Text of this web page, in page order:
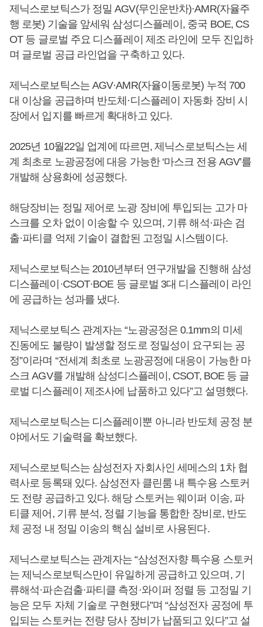
제닉스로보틱스가 정밀 AGV(무인운반차)·AMR(자율주
행 로봇) 기술을 앞세워 삼성디스플레이, 중국 BOE, CS
OT 등 글로벌 주요 디스플레이 제조 라인에 모두 진입하
며 글로벌 공급 라인업을 구축하고 있다.
제닉스로보틱스는 AGV·AMR(자율이동로봇) 누적 700
대 이상을 공급하며 반도체·디스플레이 자동화 장비 시
장에서 입지를 빠르게 확대하고 있다.
2025년 10월22일 업계에 따르면, 제닉스로보틱스는 세
계 최초로 노광공정에 대응 가능한 ‘마스크 전용 AGV’를
개발해 상용화에 성공했다.
해당장비는 정밀 제어로 노광 장비에 투입되는 고가 마
스크를 오차 없이 이송할 수 있으며, 기류 해석·파손 검
출·파티클 억제 기술이 결합된 고정밀 시스템이다.
제닉스로보틱스는 2010년부터 연구개발을 진행해 삼성
디스플레이·CSOT·BOE 등 글로벌 3대 디스플레이 라인
에 공급하는 성과를 냈다.
제닉스로보틱스 관계자는 “노광공정은 0.1mm의 미세
진동에도 불량이 발생할 정도로 정밀성이 요구되는 공
정”이라며 “전세계 최초로 노광공정에 대응이 가능한 마
스크 AGV를 개발해 삼성디스플레이, CSOT, BOE 등 글
로벌 디스플레이 제조사에 납품하고 있다”고 설명했다.
제닉스로보틱스는 디스플레이뿐 아니라 반도체 공정 분
야에서도 기술력을 확보했다.
제닉스로보틱스는 삼성전자 자회사인 세메스의 1차 협
력사로 등록돼 있다. 삼성전자 클린룸 내 특수용 스토커
도 전량 공급하고 있다. 해당 스토커는 웨이퍼 이송, 파
티클 제어, 기류 분석, 정렬 기능을 통합한 장비로, 반도
체 공정 내 정밀 이송의 핵심 설비로 사용된다.
제닉스로보틱스는 관계자는 “삼성전자향 특수용 스토커
는 제닉스로보틱스만이 유일하게 공급하고 있으며, 기
류해석·파손검출·파티클 측정·와이퍼 정렬 등 고정밀 기
능은 모두 자체 기술로 구현됐다”며 “삼성전자 공정에 투
입되는 스토커는 전량 당사 장비가 납품되고 있다”고 설